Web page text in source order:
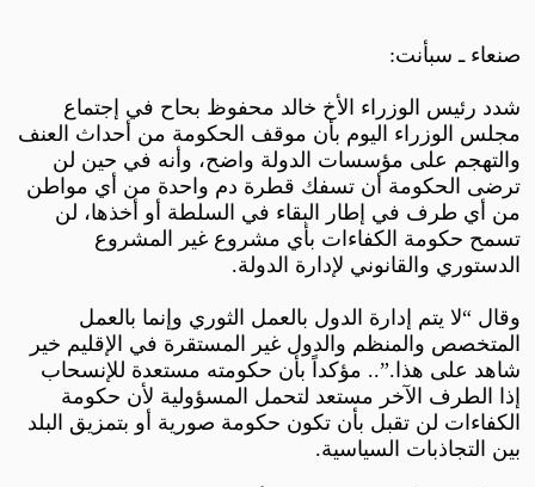
صنعاء ـ سبأنت:
شدد رئيس الوزراء الأخ خالد محفوظ بحاح في إجتماع
مجلس الوزراء اليوم بأن موقف الحكومة من أحداث العنف
والتهجم على مؤسسات الدولة واضح، وأنه في حين لن
ترضى الحكومة أن تسفك قطرة دم واحدة من أي مواطن
من أي طرف في إطار البقاء في السلطة أو أخذها، لن
تسمح حكومة الكفاءات بأي مشروع غير المشروع
الدستوري والقانوني لإدارة الدولة.
وقال “لا يتم إدارة الدول بالعمل الثوري وإنما بالعمل
المتخصص والمنظم والدول غير المستقرة في الإقليم خير
شاهد على هذا.”.. مؤكداً بأن حكومته مستعدة للإنسحاب
إذا الطرف الآخر مستعد لتحمل المسؤولية لأن حكومة
الكفاءات لن تقبل بأن تكون حكومة صورية أو بتمزيق البلد
بين التجاذبات السياسية.